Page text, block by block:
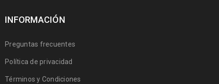
INFORMACIÓN
Preguntas frecuentes
Política de privacidad
Términos y Condiciones